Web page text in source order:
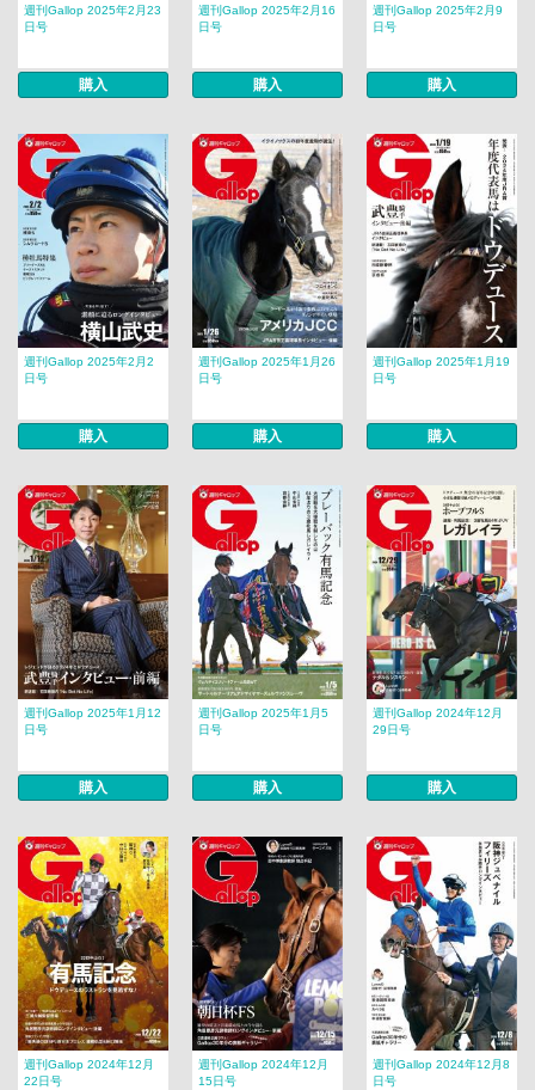
週刊Gallop 2025年2月23
日号
購入
週刊Gallop 2025年2月16
日号
購入
週刊Gallop 2025年2月9
日号
購入
週刊Gallop 2025年2月2
日号
購入
週刊Gallop 2025年1月26
日号
購入
週刊Gallop 2025年1月19
日号
購入
週刊Gallop 2025年1月12
日号
購入
週刊Gallop 2025年1月5
日号
購入
週刊Gallop 2024年12月
29日号
購入
週刊Gallop 2024年12月
22日号
週刊Gallop 2024年12月
15日号
週刊Gallop 2024年12月8
日号